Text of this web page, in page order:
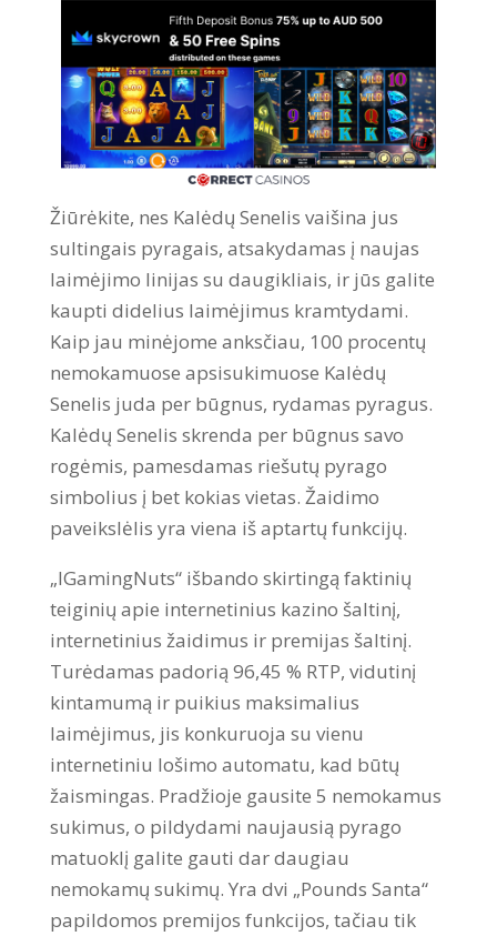
Žiūrėkite, nes Kalėdų Senelis vaišina jus
sultingais pyragais, atsakydamas į naujas
laimėjimo linijas su daugikliais, ir jūs galite
kaupti didelius laimėjimus kramtydami.
Kaip jau minėjome anksčiau, 100 procentų
nemokamuose apsisukimuose Kalėdų
Senelis juda per būgnus, rydamas pyragus.
Kalėdų Senelis skrenda per būgnus savo
rogėmis, pamesdamas riešutų pyrago
simbolius į bet kokias vietas. Žaidimo
paveikslėlis yra viena iš aptartų funkcijų.
„IGamingNuts“ išbando skirtingą faktinių
teiginių apie internetinius kazino šaltinį,
internetinius žaidimus ir premijas šaltinį.
Turėdamas padorią 96,45 % RTP, vidutinį
kintamumą ir puikius maksimalius
laimėjimus, jis konkuruoja su vienu
internetiniu lošimo automatu, kad būtų
žaismingas. Pradžioje gausite 5 nemokamus
sukimus, o pildydami naujausią pyrago
matuoklį galite gauti dar daugiau
nemokamų sukimų. Yra dvi „Pounds Santa“
papildomos premijos funkcijos, tačiau tik